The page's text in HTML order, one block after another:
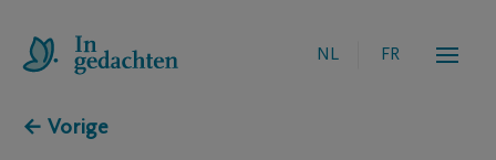
NL FR
← Vorige